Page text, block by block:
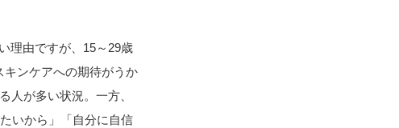
理由ですが、15～29歳
ンケアへの期待がうか
人が多い状況。一方、
いから」「自分に自信